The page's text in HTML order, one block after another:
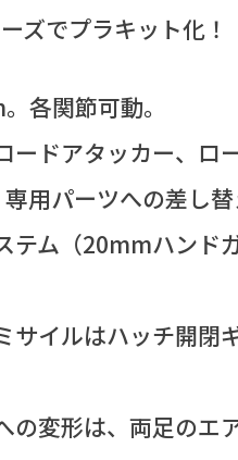
ズでプラキット化！
各関節可動。
ードアタッカー、ロ
用パーツへの差し
テム（20mmハンド
サイルはハッチ開閉
の変形は、両足のエ